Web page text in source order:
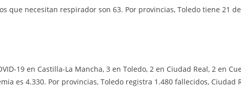
que necesitan respirador son 63. Por provincias, Toledo tiene 21
19 en Castilla-La Mancha, 3 en Toledo, 2 en Ciudad Real, 2 en
es 4.330. Por provincias, Toledo registra 1.480 fallecidos, Ciudad